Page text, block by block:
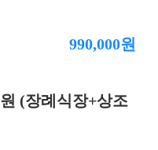
990,000원
원 (장례식장+상조